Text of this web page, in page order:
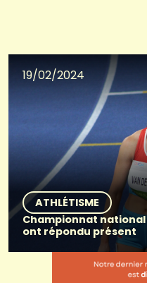
19/02/2024
ATHLÉTISME
Championnat
ont répondu présent